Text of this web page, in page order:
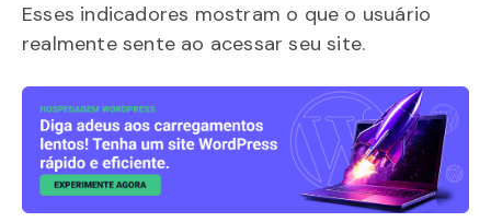
Esses indicadores mostram o que o usuário
realmente sente ao acessar seu site.